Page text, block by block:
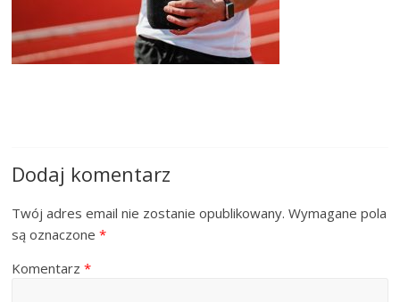
Dodaj komentarz
Twój adres email nie zostanie opublikowany. Wymagane pola
są oznaczone*
Komentarz*